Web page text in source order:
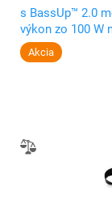
s BassUp™ 2.0
výkon zo 100 W
Akcia